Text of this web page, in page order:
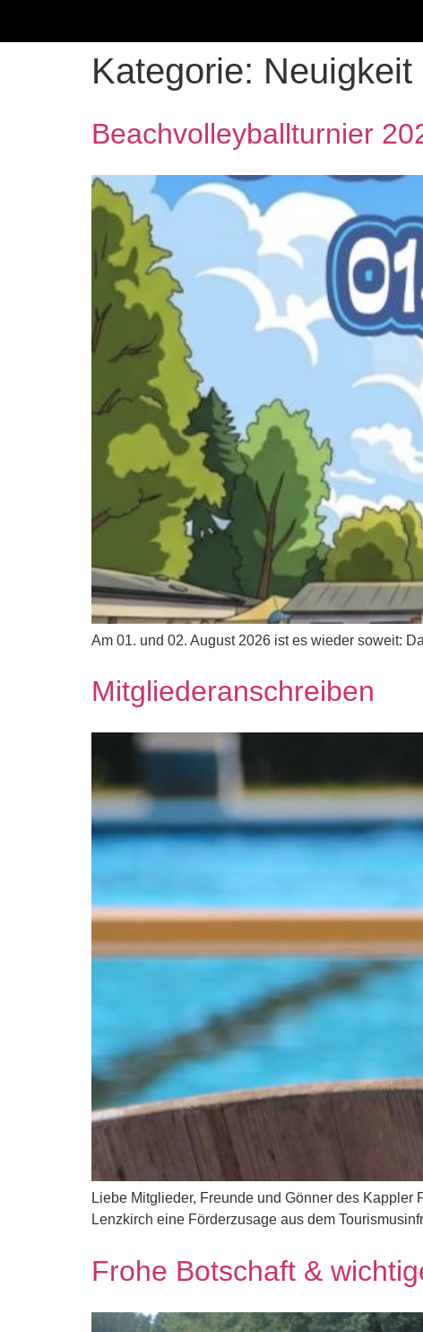
Kategorie: Neuigkeit
Beachvolleyballturnier
Am 01. und 02. August 2026 ist es wieder soweit:
Mitgliederanschreiben
Liebe Mitglieder, Freunde und Gönner des
Lenzkirch eine Förderzusage aus dem
Frohe Botschaft &